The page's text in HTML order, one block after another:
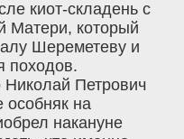
киот-складень с
Матери, который
Шереметеву и
походов.
Петрович
на
накануне